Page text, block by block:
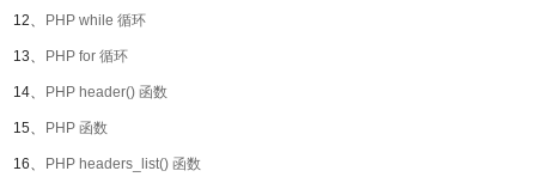
12、 PHP while 循环
13、 PHP for 循环
14、 PHP header() 函数
15、 PHP 函数
16、 PHP headers_list() 函数